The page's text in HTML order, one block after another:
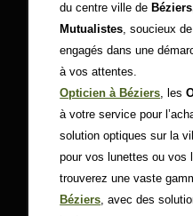
du centre ville de
Mutualistes, soucieux
engagés dans une
à vos attentes.
Opticien à Béziers, les
à votre service pour
solution optiques sur la
pour vos lunettes ou vos
trouverez une vaste
Béziers, avec des